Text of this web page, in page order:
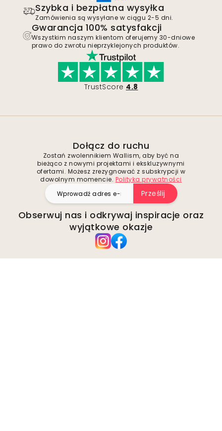
Szybka i bezpłatna wysyłka
Zamówienia są wysyłane w ciągu 2-5 dni.
Gwarancja 100% satysfakcji
Wszystkim naszym klientom oferujemy 30-dniowe
prawo do zwrotu nieprzyklejonych produktów.
TrustScore 4.8
Dołącz do ruchu
Zostań zwolennikiem Wallism, aby być na
bieżąco z nowymi projektami i ekskluzywnymi
ofertami. Możesz zrezygnować z subskrypcji w
dowolnym momencie. Polityka prywatności
Prześlij
Obserwuj nas i odkrywaj inspiracje oraz
wyjątkowe okazje